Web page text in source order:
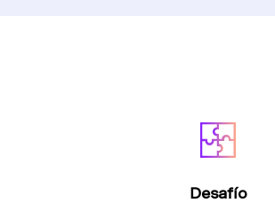
Desafío